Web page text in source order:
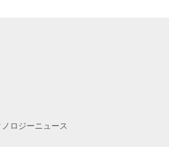
ロジーニュース